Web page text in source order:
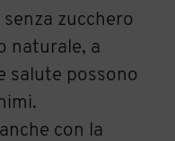
zucchero
naturale, a
salute possono
con la